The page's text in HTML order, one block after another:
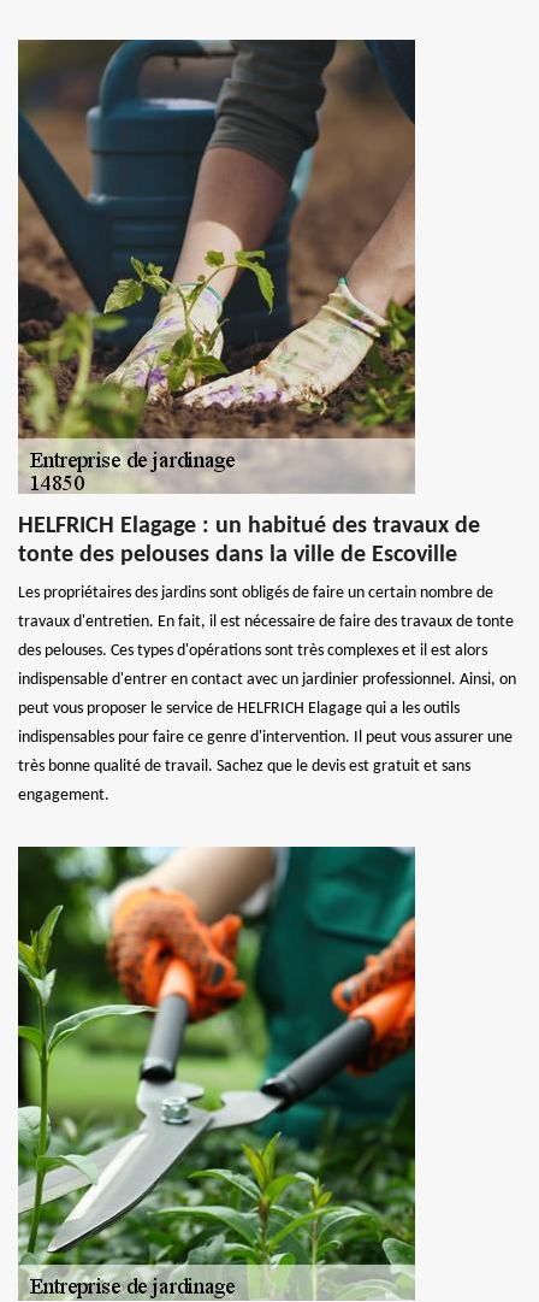
HELFRICH Elagage : un habitué des travaux de
tonte des pelouses dans la ville de Escoville
Les propriétaires des jardins sont obligés de faire un certain nombre de
travaux d'entretien. En fait, il est nécessaire de faire des travaux de tonte
des pelouses. Ces types d'opérations sont très complexes et il est alors
indispensable d'entrer en contact avec un jardinier professionnel. Ainsi, on
peut vous proposer le service de HELFRICH Elagage qui a les outils
indispensables pour faire ce genre d'intervention. Il peut vous assurer une
très bonne qualité de travail. Sachez que le devis est gratuit et sans
engagement.